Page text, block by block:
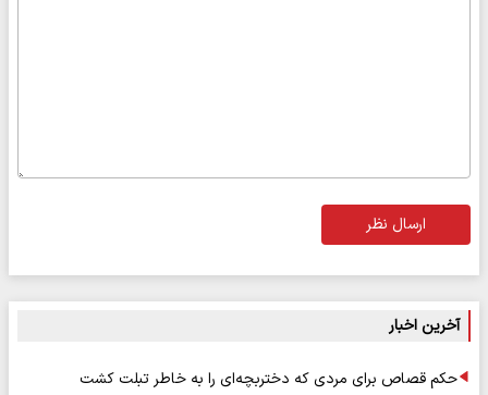
ارسال نظر
آخرین اخبار
حکم قصاص برای مردی که دختربچه‌ای را به خاطر تبلت کشت